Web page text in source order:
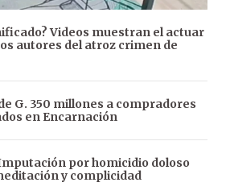
Videos muestran el actuar
autores del atroz crimen de
G. 350 millones a compradores
en Encarnación
por homicidio doloso
y complicidad